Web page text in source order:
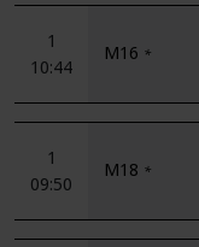
1
10:44
M16 *
1
09:50
M18 *